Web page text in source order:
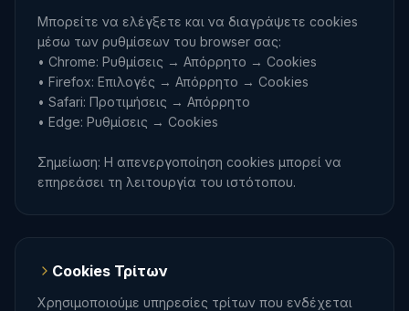
Μπορείτε να ελέγξετε και να διαγράψετε cookies
μέσω των ρυθμίσεων του browser σας:
• Chrome: Ρυθμίσεις → Απόρρητο → Cookies
• Firefox: Επιλογές → Απόρρητο → Cookies
• Safari: Προτιμήσεις → Απόρρητο
• Edge: Ρυθμίσεις → Cookies
Σημείωση: Η απενεργοποίηση cookies μπορεί να
επηρεάσει τη λειτουργία του ιστότοπου.
Cookies Τρίτων
Χρησιμοποιούμε υπηρεσίες τρίτων που ενδέχεται